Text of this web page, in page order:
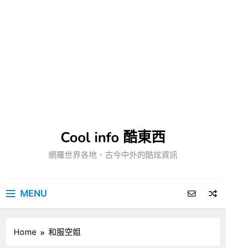
Cool info 酷東西
網羅世界各地、古今中外的酷炫資訊
MENU
Home 和服空姐